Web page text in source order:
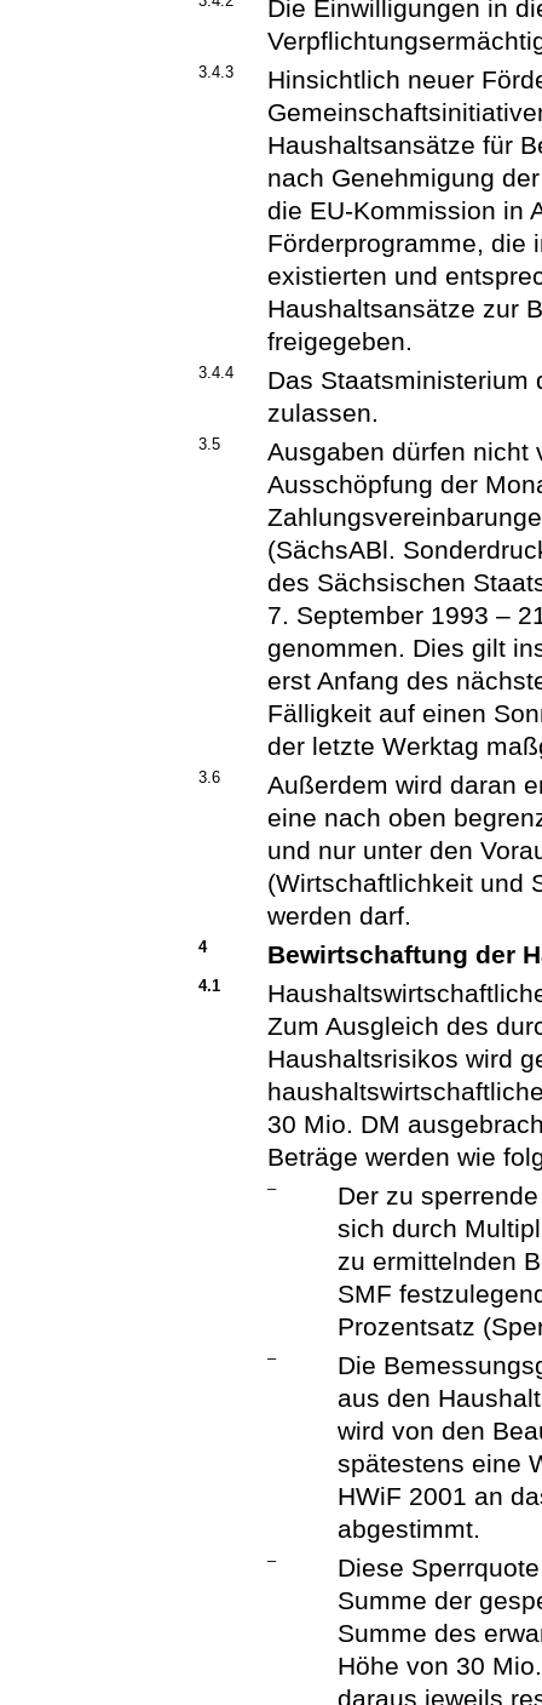
Die Einwilligungen in
3.4.3
Hinsichtlich neuer
Haushaltsansätze für
nach Genehmigung
die EU-Kommission in
Förderprogramme, die
existierten und
Haushaltsansätze zur
freigegeben.
3.4.4
Das Staatsministerium
zulassen.
3.5
Ausgaben dürfen nicht
Ausschöpfung der
(SächsABl.
des Sächsischen
7. September 1993 –
genommen. Dies gilt
erst Anfang des
Fälligkeit auf einen
der letzte Werktag
3.6
Außerdem wird daran
eine nach oben
und nur unter den
(Wirtschaftlichkeit und
werden darf.
4 Bewirtschaftung der
4.1
Zum Ausgleich des
Haushaltsrisikos wird
30 Mio. DM
Beträge werden wie
–
Der zu
sich durch
zu ermittelnden
SMF
Prozentsatz
–
Die
aus den
wird von den
spätestens eine
HWiF 2001 an
abgestimmt.
–
Diese
Summe der
Summe des
Höhe von 30
daraus jeweils